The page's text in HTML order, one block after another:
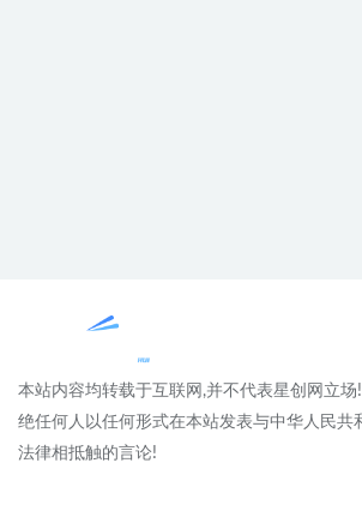
本站内容均转载于互联网,并不代表星创网立场
绝任何人以任何形式在本站发表与中华人民共
法律相抵触的言论!